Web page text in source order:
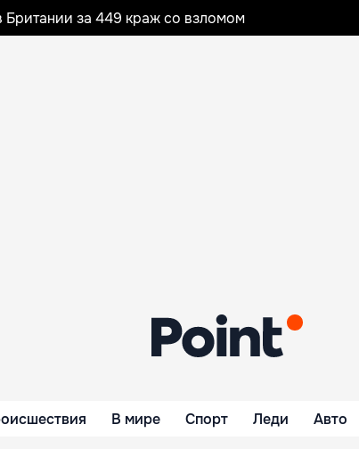
за 449 краж со взломом
В мире Спорт Леди Авто